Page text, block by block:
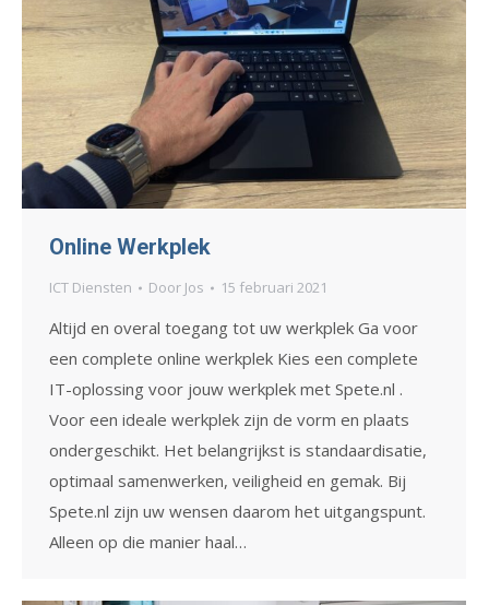
Online Werkplek
ICT Diensten Door Jos 15 februari 2021
Altijd en overal toegang tot uw werkplek Ga voor
een complete online werkplek Kies een complete
IT-oplossing voor jouw werkplek met Spete.nl .
Voor een ideale werkplek zijn de vorm en plaats
ondergeschikt. Het belangrijkst is standaardisatie,
optimaal samenwerken, veiligheid en gemak. Bij
Spete.nl zijn uw wensen daarom het uitgangspunt.
Alleen op die manier haal…